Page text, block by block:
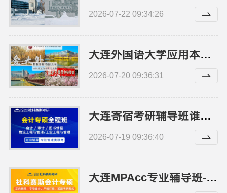
2026-07-22 09:34:26
大连外国语大学应用本科动态更新招生
2026-07-20 09:36:31
大连寄宿考研辅导班谁家师资好 社科赛斯考研专注考研教育
2026-07-19 09:36:40
大连MPAcc专业辅导班-社科赛斯定制专业辅导规划